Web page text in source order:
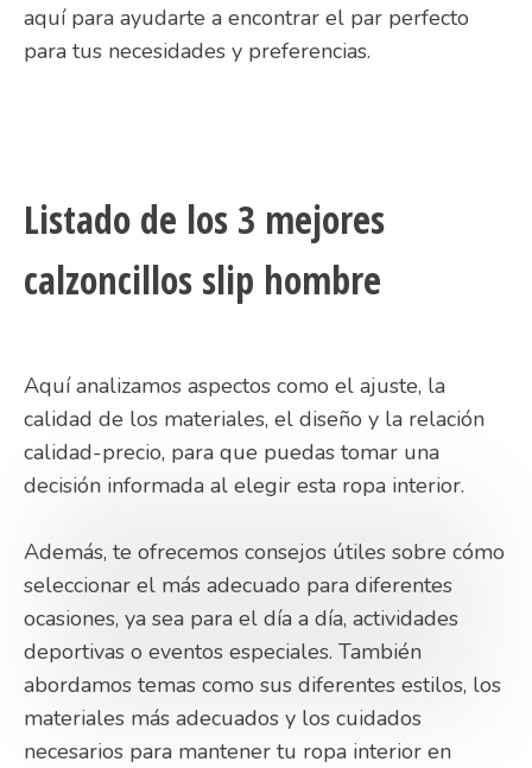
aquí para ayudarte a encontrar el par perfecto
para tus necesidades y preferencias.
Listado de los 3 mejores
calzoncillos slip hombre
Aquí analizamos aspectos como el ajuste, la
calidad de los materiales, el diseño y la relación
calidad-precio, para que puedas tomar una
decisión informada al elegir esta ropa interior.
Además, te ofrecemos consejos útiles sobre cómo
seleccionar el más adecuado para diferentes
ocasiones, ya sea para el día a día, actividades
deportivas o eventos especiales. También
abordamos temas como sus diferentes estilos, los
materiales más adecuados y los cuidados
necesarios para mantener tu ropa interior en